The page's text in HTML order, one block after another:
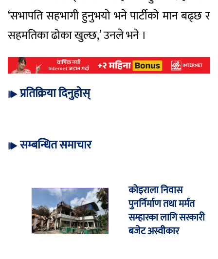
‘सभापति सहभागी हुनुभयो भने पार्टीको मान बढ्छ र
सहमतिका ढोका खुल्छ,’ उनले भने ।
प्रतिक्रिया दिनुहोस्
सम्बन्धित समाचार
कोइराला निवास
पुनर्निर्माण तथा मर्मत
सम्हारका लागि सरकारी
बजेट अस्वीकार